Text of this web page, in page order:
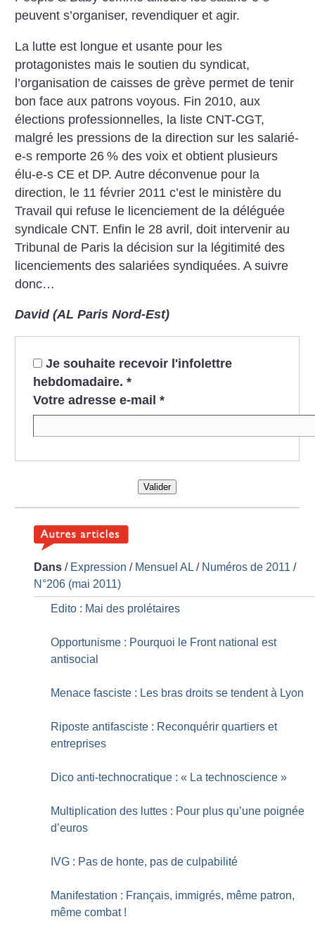
peuvent s’organiser, revendiquer et agir.
La lutte est longue et usante pour les
protagonistes mais le soutien du syndicat,
l’organisation de caisses de grève permet de tenir
bon face aux patrons voyous. Fin 2010, aux
élections professionnelles, la liste CNT-CGT,
malgré les pressions de la direction sur les salarié-
e-s remporte 26 % des voix et obtient plusieurs
élu-e-s CE et DP. Autre déconvenue pour la
direction, le 11 février 2011 c’est le ministère du
Travail qui refuse le licenciement de la déléguée
syndicale CNT. Enfin le 28 avril, doit intervenir au
Tribunal de Paris la décision sur la légitimité des
licenciements des salariées syndiquées. A suivre
donc…
David (AL Paris Nord-Est)
Je souhaite recevoir l'infolettre
hebdomadaire. *
Votre adresse e-mail *
Valider
Dans / Expression / Mensuel AL / Numéros de 2011 /
N°206 (mai 2011)
Edito : Mai des prolétaires
Opportunisme : Pourquoi le Front national est
antisocial
Menace fasciste : Les bras droits se tendent à Lyon
Riposte antifasciste : Reconquérir quartiers et
entreprises
Dico anti-technocratique : « La technoscience »
Multiplication des luttes : Pour plus qu’une poignée
d’euros
IVG : Pas de honte, pas de culpabilité
Manifestation : Français, immigrés, même patron,
même combat !